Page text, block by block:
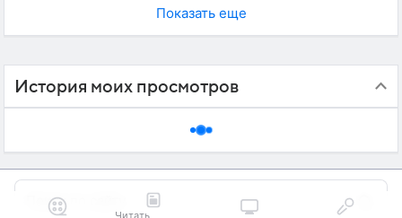
Показать еще
История моих просмотров
Читать